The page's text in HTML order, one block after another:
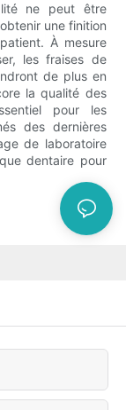
ne peut être
une finition
À mesure
les fraises de
de plus en
la qualité des
pour les
des dernières
de laboratoire
dentaire pour